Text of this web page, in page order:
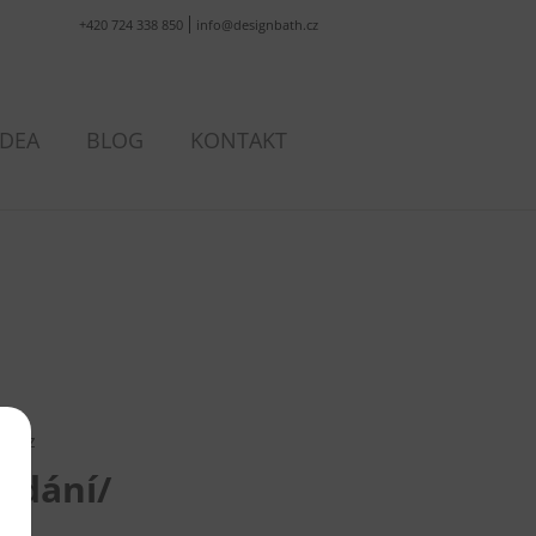
+420 724 338 850 info@designbath.cz
BLOG KONTAKT